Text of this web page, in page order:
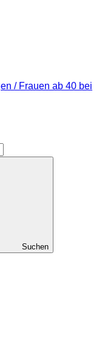
/ Frauen ab 40 bei
Suchen